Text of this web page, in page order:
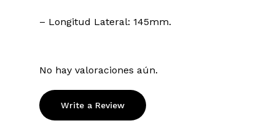
– Longitud Lateral: 145mm.
No hay valoraciones aún.
Write a Review